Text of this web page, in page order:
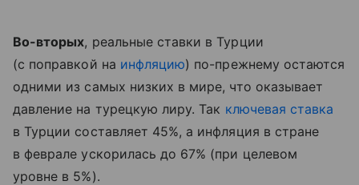
Во-вторых, реальные ставки в Турции
(с поправкой на инфляцию) по-прежнему остаются
одними из самых низких в мире, что оказывает
давление на турецкую лиру. Так ключевая ставка
в Турции составляет 45%, а инфляция в стране
в феврале ускорилась до 67% (при целевом
уровне в 5%).